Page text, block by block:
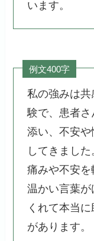
います。
例文400字
私の強みは
験で、患者さ
添い、不安
してきまし
痛みや不安を
温かい言葉
くれて本当
があります。